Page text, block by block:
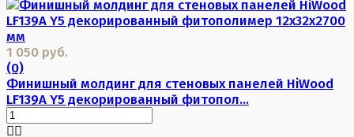
1 050 руб.
(0)
Финишный молдинг для стеновых панелей HiWood
LF139A Y5 декорированный фитопол...